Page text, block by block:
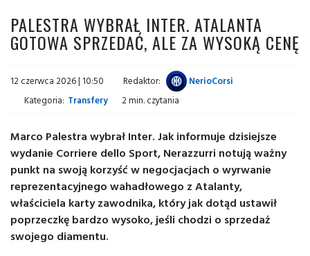
PALESTRA WYBRAŁ INTER. ATALANTA
GOTOWA SPRZEDAĆ, ALE ZA WYSOKĄ CENĘ
12 czerwca 2026 | 10:50 Redaktor:
NerioCorsi
Kategoria: Transfery 2 min. czytania
Marco Palestra wybrał Inter. Jak informuje dzisiejsze
wydanie Corriere dello Sport, Nerazzurri notują ważny
punkt na swoją korzyść w negocjacjach o wyrwanie
reprezentacyjnego wahadłowego z Atalanty,
właściciela karty zawodnika, który jak dotąd ustawił
poprzeczkę bardzo wysoko, jeśli chodzi o sprzedaż
swojego diamentu.